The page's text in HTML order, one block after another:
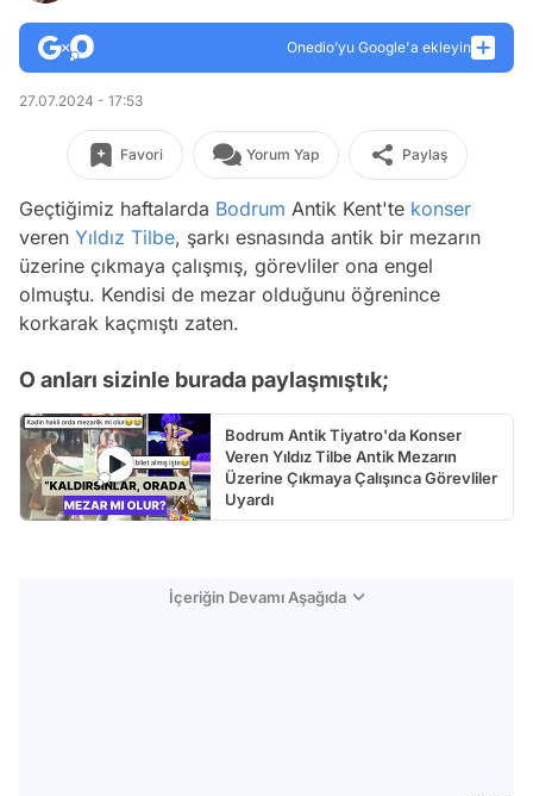
Onedio’yu Google'a ekleyin
27.07.2024 - 17:53
Favori Yorum Yap Paylaş
Geçtiğimiz haftalarda Bodrum Antik Kent'te konser
veren Yıldız Tilbe, şarkı esnasında antik bir mezarın
üzerine çıkmaya çalışmış, görevliler ona engel
olmuştu. Kendisi de mezar olduğunu öğrenince
korkarak kaçmıştı zaten.
O anları sizinle burada paylaşmıştık;
Bodrum Antik Tiyatro'da Konser
Veren Yıldız Tilbe Antik Mezarın
Üzerine Çıkmaya Çalışınca Görevliler
Uyardı
İçeriğin Devamı Aşağıda